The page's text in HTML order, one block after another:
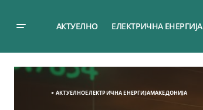
АКТУЕЛНО ЕЛЕКТРИЧНА ЕНЕРГИЈА
АКТУЕЛНОЕЛЕКТРИЧНА ЕНЕРГИЈАМАКЕДОНИЈА